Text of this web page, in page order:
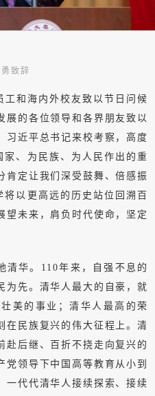
勇致辞
工和海内外校友致以节日问候
展的各位领导和各界朋友致以
习近平总书记来校考察，高度
、为民族、为人民作出的重
肯定让我们深受鼓舞、倍感振
以更高远的历史站位回溯百
望未来，肩负时代使命，坚定
清华。110年来，自强不息的
为先。清华人最大的自豪，就
美的事业；清华人最高的荣
在民族复兴的伟大征程上。清
赴后继、百折不挠走向复兴的
领导下中国高等教育从小到
一代代清华人接续探索、接续